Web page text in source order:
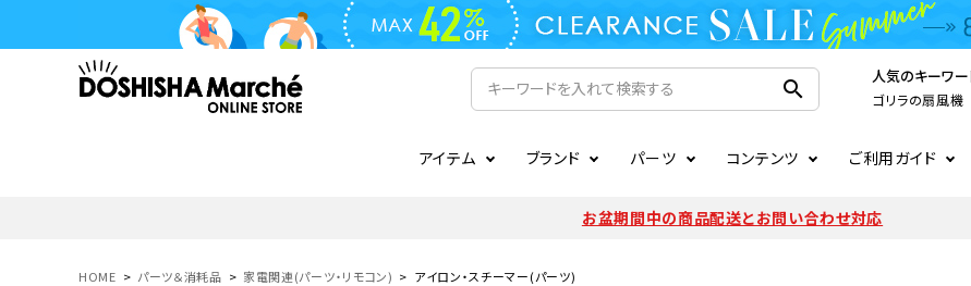
search 人気のキーワー
ゴリラの扇風機
アイテム ブランド
CIRCULIGHT
オンドゾーン CORELLE
パーツ
照明関連
コンテンツ ご利用ガイド
送料とお支払いについて 注文確認メールの未着について
領収書について ご注文後のキャンセルについて
お盆期間中の商品配送とお問い合わせ対応
HOME パーツ＆消耗品 家電関連(パーツ・リモコン) アイロン・スチーマー(パーツ)